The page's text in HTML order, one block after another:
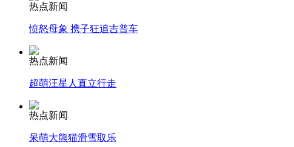
热点新闻
愤怒母象 携子狂追吉普车
热点新闻
超萌汪星人直立行走
热点新闻
呆萌大熊猫滑雪取乐